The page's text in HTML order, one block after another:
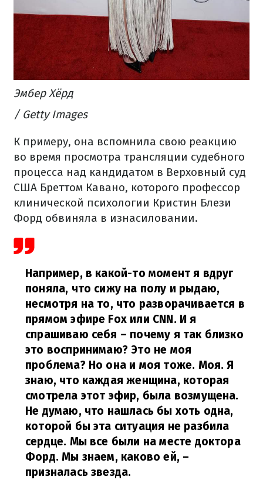
Эмбер Хёрд
/ Getty Images
К примеру, она вспомнила свою реакцию
во время просмотра трансляции судебного
процесса над кандидатом в Верховный суд
США Бреттом Кавано, которого профессор
клинической психологии Кристин Блези
Форд обвиняла в изнасиловании.
Например, в какой-то момент я вдруг
поняла, что сижу на полу и рыдаю,
несмотря на то, что разворачивается в
прямом эфире Fox или CNN. И я
спрашиваю себя – почему я так близко
это воспринимаю? Это не моя
проблема? Но она и моя тоже. Моя. Я
знаю, что каждая женщина, которая
смотрела этот эфир, была возмущена.
Не думаю, что нашлась бы хоть одна,
которой бы эта ситуация не разбила
сердце. Мы все были на месте доктора
Форд. Мы знаем, каково ей, –
призналась звезда.